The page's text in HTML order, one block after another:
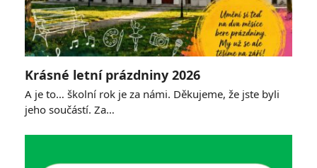
Krásné letní prázdniny 2026
A je to… školní rok je za námi. Děkujeme, že jste byli
jeho součástí. Za…